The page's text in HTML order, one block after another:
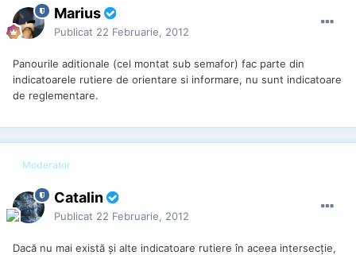
Marius
Publicat 22 Februarie, 2012
Panourile aditionale (cel montat sub semafor) fac parte din
indicatoarele rutiere de orientare si informare, nu sunt indicatoare
de reglementare.
Moderator
Catalin
Publicat 22 Februarie, 2012
Dacă nu mai există și alte indicatoare rutiere în aceea intersecție,